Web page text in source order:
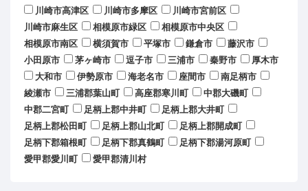
川崎市高津区
川崎市多摩区
川崎市宮前区
川崎市麻生区
相模原市緑区
相模原市中央区
相模原市南区
横須賀市 平塚市 鎌倉市
藤沢市
小田原市
茅ヶ崎市 逗子市 三浦市 秦野市
厚木市
大和市
伊勢原市 海老名市 座間市
南足柄市
綾瀬市
三浦郡葉山町 高座郡寒川町
中郡大磯町
中郡二宮町
足柄上郡中井町
足柄上郡大井町
足柄上郡松田町
足柄上郡山北町
足柄上郡開成町
足柄下郡箱根町
足柄下郡真鶴町
足柄下郡湯河原町
愛甲郡愛川町
愛甲郡清川村